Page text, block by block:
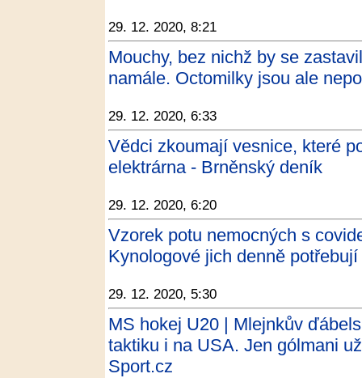
29. 12. 2020, 8:21
Mouchy, bez nichž by se
namále. Octomilky jsou ale
29. 12. 2020, 6:33
Vědci zkoumají vesnice, které
elektrárna - Brněnský deník
29. 12. 2020, 6:20
Vzorek potu nemocných s
Kynologové jich denně
29. 12. 2020, 5:30
MS hokej U20 | Mlejnkův
taktiku i na USA. Jen gólmani
Sport.cz